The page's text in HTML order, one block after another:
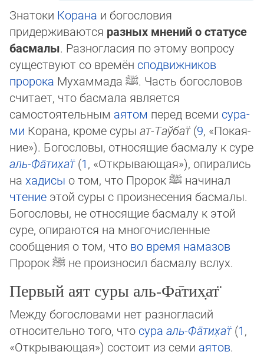
Знатоки Корана и богословия
придерживаются разных мнений о ста­ту­се
басмалы. Раз­но­гла­сия по этому вопросу
существуют со вре­мён сподвижников
пророка Му­хам­ма­да ﷺ. Часть богословов
счи­та­ет, что басмала является
самостоятельным аятом пе­ред всеми су­ра­
ми Корана, кроме суры ат-Таў­бат̈(9, «По­кая­
ние»). Богословы, отно­ся­щие бас­малу к суре
аль-Фа̄­ти­х̣ат̈(1, «От­кры­ваю­щая»), опирались
на ха­ди­сы о том, что Про­рокﷺ начинал
чтение этой суры с произне­се­ния бас­ма­лы.
Богословы, не от­но­ся­щие бас­малу к этой
суре, опираются на мно­го­чис­ленные
сообщения о том, что во вре­мя на­мазов
Пророкﷺ не про­из­но­сил басмалу вслух.
Первый аят суры аль-Фа̄­ти­х̣ат̈
Между богословами нет разногласий
относительно того, что сура аль-Фа̄­ти­х̣ат̈(1,
«От­кры­ваю­щая») состоит из семи аятов.